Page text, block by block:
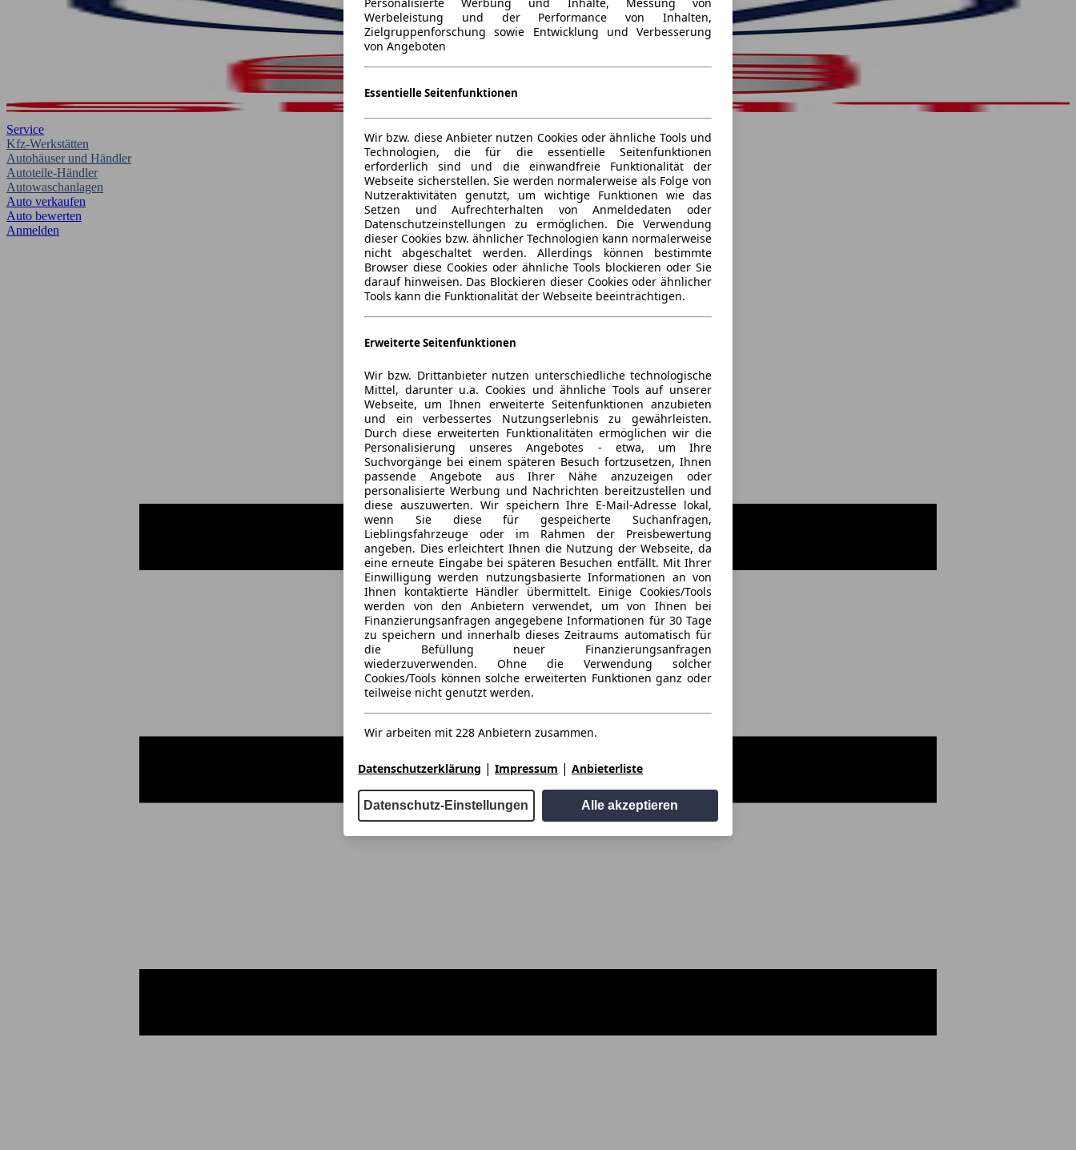
Service
Kfz-Werkstätten
Autohäuser und Händler
Autoteile-Händler
Autowaschanlagen
Auto verkaufen
Auto bewerten
Anmelden
Werbeleistung und der Performance von Inhalten,
Zielgruppenforschung sowie Entwicklung und Verbesserung
von Angeboten
Essentielle Seitenfunktionen
Wir bzw. diese Anbieter nutzen Cookies oder ähnliche Tools und
Technologien, die für die essentielle Seitenfunktionen
erforderlich sind und die einwandfreie Funktionalität der
Webseite sicherstellen. Sie werden normalerweise als Folge von
Nutzeraktivitäten genutzt, um wichtige Funktionen wie das
Setzen und Aufrechterhalten von Anmeldedaten oder
Datenschutzeinstellungen zu ermöglichen. Die Verwendung
dieser Cookies bzw. ähnlicher Technologien kann normalerweise
nicht abgeschaltet werden. Allerdings können bestimmte
Browser diese Cookies oder ähnliche Tools blockieren oder Sie
darauf hinweisen. Das Blockieren dieser Cookies oder ähnlicher
Tools kann die Funktionalität der Webseite beeinträchtigen.
Erweiterte Seitenfunktionen
Wir bzw. Drittanbieter nutzen unterschiedliche technologische
Mittel, darunter u.a. Cookies und ähnliche Tools auf unserer
Webseite, um Ihnen erweiterte Seitenfunktionen anzubieten
und ein verbessertes Nutzungserlebnis zu gewährleisten.
Durch diese erweiterten Funktionalitäten ermöglichen wir die
Personalisierung unseres Angebotes - etwa, um Ihre
Suchvorgänge bei einem späteren Besuch fortzusetzen, Ihnen
passende Angebote aus Ihrer Nähe anzuzeigen oder
personalisierte Werbung und Nachrichten bereitzustellen und
diese auszuwerten. Wir speichern Ihre E-Mail-Adresse lokal,
wenn Sie diese für gespeicherte Suchanfragen,
Lieblingsfahrzeuge oder im Rahmen der Preisbewertung
angeben. Dies erleichtert Ihnen die Nutzung der Webseite, da
eine erneute Eingabe bei späteren Besuchen entfällt. Mit Ihrer
Einwilligung werden nutzungsbasierte Informationen an von
Ihnen kontaktierte Händler übermittelt. Einige Cookies/Tools
werden von den Anbietern verwendet, um von Ihnen bei
Finanzierungsanfragen angegebene Informationen für 30 Tage
zu speichern und innerhalb dieses Zeitraums automatisch für
die Befüllung neuer Finanzierungsanfragen
wiederzuverwenden. Ohne die Verwendung solcher
Cookies/Tools können solche erweiterten Funktionen ganz oder
teilweise nicht genutzt werden.
Wir arbeiten mit 228 Anbietern zusammen.
Datenschutzerklärung | Impressum | Anbieterliste
Datenschutz-Einstellungen Alle akzeptieren